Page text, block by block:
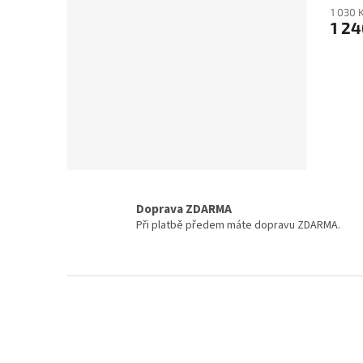
pro
1 030
1
Doprava ZDARMA
Při platbě předem máte dopravu ZDARMA.